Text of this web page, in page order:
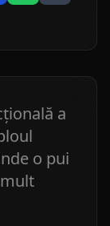
a
o pui